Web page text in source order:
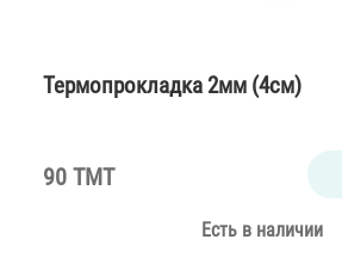
Термопрокладка 2мм (4см)
90 TMT
Есть в наличии